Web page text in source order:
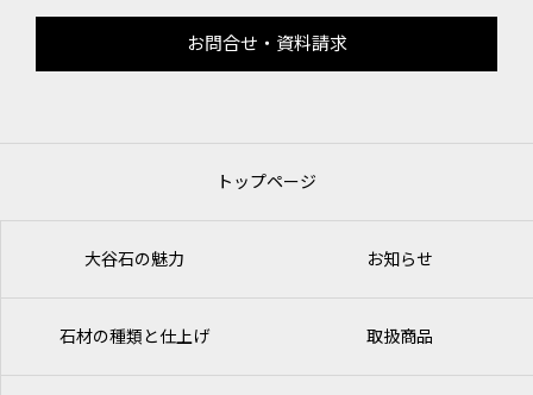
お問合せ・資料請求
トップページ
大谷石の魅力 お知らせ
石材の種類と仕上げ 取扱商品